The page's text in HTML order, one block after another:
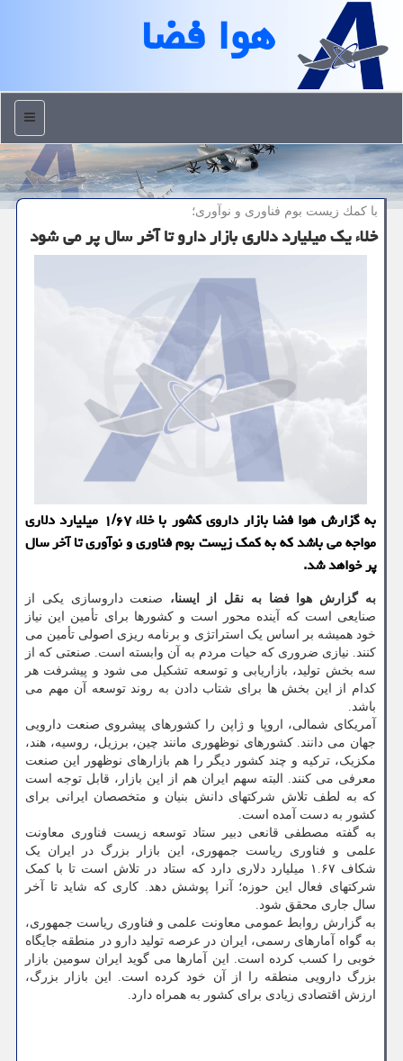
هوا فضا
منو
با كمك زیست بوم فناوری و نوآوری؛
خلاء یك میلیارد دلاری بازار دارو تا آخر سال پر می شود
به گزارش هوا فضا بازار داروی كشور با خلاء ۱/۶۷ میلیارد دلاری
مواجه می باشد كه به كمك زیست بوم فناوری و نوآوری تا آخر سال
پر خواهد شد.
به گزارش هوا فضا به نقل از ایسنا، صنعت داروسازی یکی از
صنایعی است که آینده محور است و کشورها برای تأمین این نیاز
خود همیشه بر اساس یک استراتژی و برنامه ریزی اصولی تأمین می
کنند. نیازی ضروری که حیات مردم به آن وابسته است. صنعتی که از
سه بخش تولید، بازاریابی و توسعه تشکیل می شود و پیشرفت هر
کدام از این بخش ها برای شتاب دادن به روند توسعه آن مهم می
باشد.
آمریکای شمالی، اروپا و ژاپن را کشورهای پیشروی صنعت دارویی
جهان می دانند. کشورهای نوظهوری مانند چین، برزیل، روسیه، هند،
مکزیک، ترکیه و چند کشور دیگر را هم بازارهای نوظهور این صنعت
معرفی می کنند. البته سهم ایران هم از این بازار، قابل توجه است
که به لطف تلاش شرکتهای دانش بنیان و متخصصان ایرانی برای
کشور به دست آمده است.
به گفته مصطفی قانعی دبیر ستاد توسعه زیست فناوری معاونت
علمی و فناوری ریاست جمهوری، این بازار بزرگ در ایران یک
شکاف ۱.۶۷ میلیارد دلاری دارد که ستاد در تلاش است تا با کمک
شرکتهای فعال این حوزه؛ آنرا پوشش دهد. کاری که شاید تا آخر
سال جاری محقق شود.
به گزارش روابط عمومی معاونت علمی و فناوری ریاست جمهوری،
به گواه آمارهای رسمی، ایران در عرصه تولید دارو در منطقه جایگاه
خوبی را کسب کرده است. این آمارها می گوید ایران سومین بازار
بزرگ دارویی منطقه را از آن خود کرده است. این بازار بزرگ،
ارزش اقتصادی زیادی برای کشور به همراه دارد.